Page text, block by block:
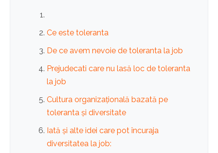
Ce este toleranta
De ce avem nevoie de toleranta la job
Prejudecati care nu lasă loc de toleranta
la job
Cultura organizațională bazată pe
toleranta și diversitate
Iată și alte idei care pot încuraja
diversitatea la job: